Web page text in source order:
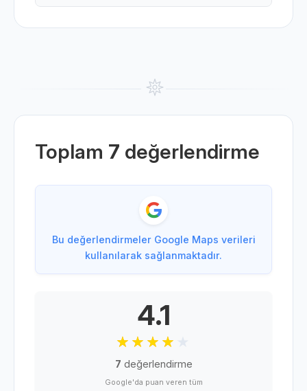
Toplam 7 değerlendirme
Bu değerlendirmeler Google Maps verileri
kullanılarak sağlanmaktadır.
4.1
7 değerlendirme
Google'da puan veren tüm